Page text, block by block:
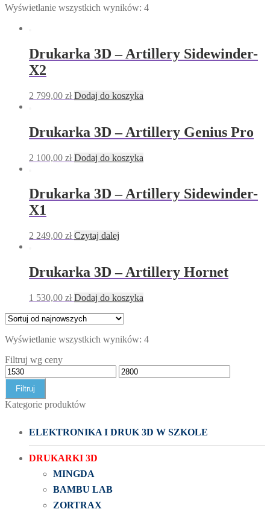
Wyświetlanie wszystkich wyników: 4
Drukarka 3D – Artillery Sidewinder-
X2
2 799,00 zł Dodaj do koszyka
Drukarka 3D – Artillery Genius Pro
2 100,00 zł Dodaj do koszyka
Drukarka 3D – Artillery Sidewinder-
X1
2 249,00 zł Czytaj dalej
Drukarka 3D – Artillery Hornet
1 530,00 zł Dodaj do koszyka
Wyświetlanie wszystkich wyników: 4
Filtruj wg ceny
Filtruj
Kategorie produktów
ELEKTRONIKA I DRUK 3D W SZKOLE
DRUKARKI 3D
MINGDA
BAMBU LAB
ZORTRAX